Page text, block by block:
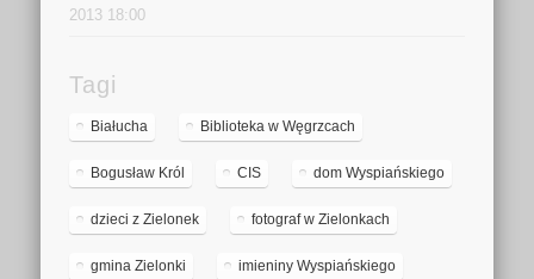
2013 18:00
Tagi
Białucha Biblioteka w Węgrzcach
Bogusław Król CIS dom Wyspiańskiego
dzieci z Zielonek fotograf w Zielonkach
gmina Zielonki imieniny Wyspiańskiego